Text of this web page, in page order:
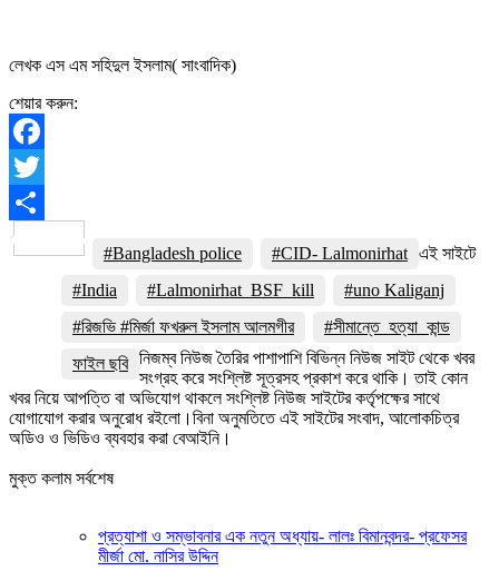
লেখক এস এম সহিদুল ইসলাম( সাংবাদিক)
শেয়ার করুন:
Facebook
Twitter
#Bangladesh police
#CID- Lalmonirhat
#India
#Lalmonirhat_BSF_kill
#uno Kaliganj
#রিজভি #মির্জা ফখরুল ইসলাম আলমগীর
#সীমান্তে_হত্যা_কান্ড
ফাইল ছবি
এই সাইটে
নিজম্ব নিউজ তৈরির পাশাপাশি বিভিন্ন নিউজ সাইট থেকে খবর
সংগ্রহ করে সংশ্লিষ্ট সূত্রসহ প্রকাশ করে থাকি। তাই কোন
খবর নিয়ে আপত্তি বা অভিযোগ থাকলে সংশ্লিষ্ট নিউজ সাইটের কর্তৃপক্ষের সাথে
যোগাযোগ করার অনুরোধ রইলো।বিনা অনুমতিতে এই সাইটের সংবাদ, আলোকচিত্র
অডিও ও ভিডিও ব্যবহার করা বেআইনি।
মুক্ত কলাম সর্বশেষ
প্রত্যাশা ও সম্ভাবনার এক নতুন অধ্যায়- লালঃ বিমানবন্দর- প্রফেসর
মীর্জা মো. নাসির উদ্দিন